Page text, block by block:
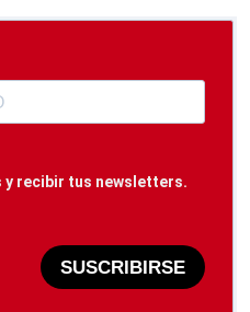
recibir tus newsletters.
SUSCRIBIRSE